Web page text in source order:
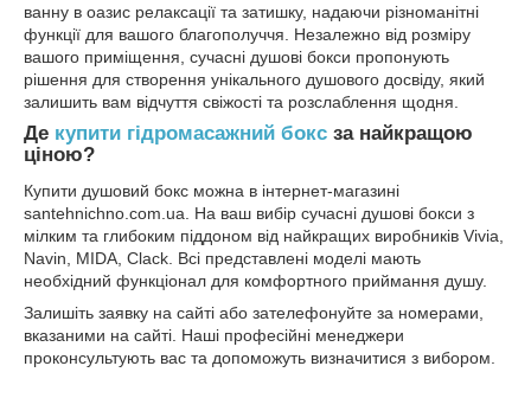
ванну в оазис релаксації та затишку, надаючи різноманітні
функції для вашого благополуччя. Незалежно від розміру
вашого приміщення, сучасні душові бокси пропонують
рішення для створення унікального душового досвіду, який
залишить вам відчуття свіжості та розслаблення щодня.
Де купити гідромасажний бокс за найкращою
ціною?
Купити душовий бокс можна в інтернет-магазині
santehnichno.com.ua. На ваш вибір сучасні душові бокси з
мілким та глибоким піддоном від найкращих виробників Vivia,
Navin, MIDA, Clack. Всі представлені моделі мають
необхідний функціонал для комфортного приймання душу.
Залишіть заявку на сайті або зателефонуйте за номерами,
вказаними на сайті. Наші професійні менеджери
проконсультують вас та допоможуть визначитися з вибором.